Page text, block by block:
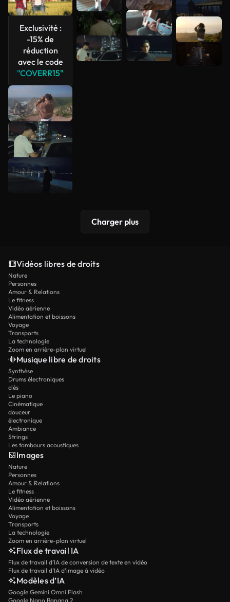
Exclusivité :
-15% de
réduction
avec le code
"COVERR15"
Voir plus
Charger plus
Vidéos libres de droits
Nature
Personnes
Amour & Relations
Le fitness
Vidéo aérienne
Alimentation et boissons
Voyage
Transports
La technologie
Zoom en arrière-plan virtuel
Musique libre de droits
Synthèse
Drums électroniques
clés
Le piano
Cinématique
douceur
électronique
Ambiance
Strings
Les tambours acoustiques
Images
Nature
Personnes
Amour & Relations
Le fitness
Vidéo aérienne
Alimentation et boissons
Voyage
Transports
La technologie
Zoom en arrière-plan virtuel
Flux de travail IA
Flux de travail d’IA de conversion de texte en vidéo
Flux de travail d’IA d’image à vidéo
Modèles d’IA
Google Gemini Omni Flash
Google Nano Banana 2